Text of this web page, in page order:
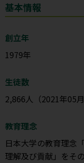
基本情報
創立年
1979年
生徒数
2,866人（2021年05月
教育理念
日本大学の教育理念
理解及び貢献」をそ